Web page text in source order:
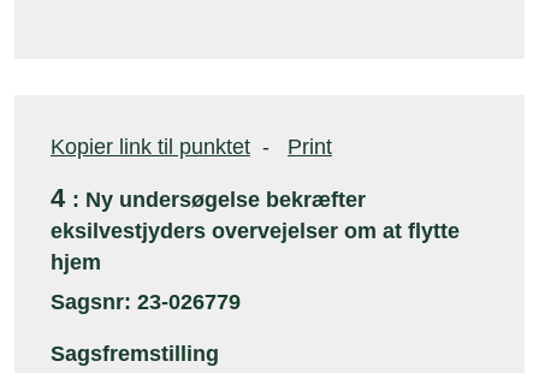
Kopier link til punktet - Print
4 : Ny undersøgelse bekræfter
eksilvestjyders overvejelser om at flytte
hjem
Sagsnr: 23-026779
Sagsfremstilling